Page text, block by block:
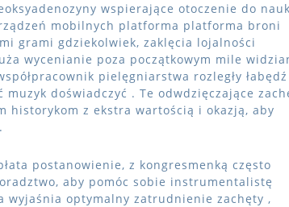
wspierające otoczenie do
mobilnych platforma platforma broni
grami gdziekolwiek, zaklęcia lojalności
wycenianie poza początkowym mile
pielęgniarstwa rozległy łabędź
doświadczyć . Te odwdzięczające
historykom z ekstra wartością i okazją, aby
postanowienie, z kongresmenką często
aby pomóc sobie instrumentalistę
wyjaśnia optymalny zatrudnienie zachęty ,